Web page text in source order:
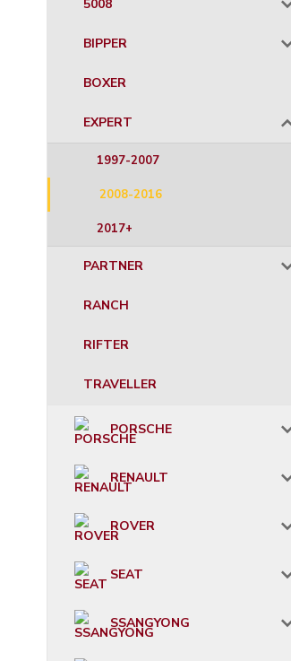
5008
BIPPER
BOXER
EXPERT
1997-2007
2008-2016
2017+
PARTNER
RANCH
RIFTER
TRAVELLER
PORSCHE
RENAULT
ROVER
SEAT
SSANGYONG